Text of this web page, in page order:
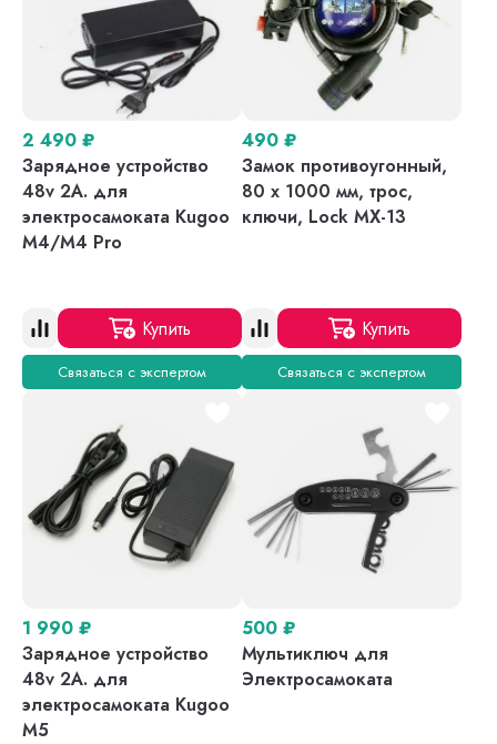
2 490 ₽
Зарядное устройство
48v 2A. для
электросамоката Kugoo
M4/M4 Pro
Купить
Связаться с экспертом
490 ₽
Замок противоугонный,
80 х 1000 мм, трос,
ключи, Lock MX-13
Купить
Связаться с экспертом
1 990 ₽
Зарядное устройство
48v 2A. для
электросамоката Kugoo
M5
500 ₽
Мультиключ для
Электросамоката